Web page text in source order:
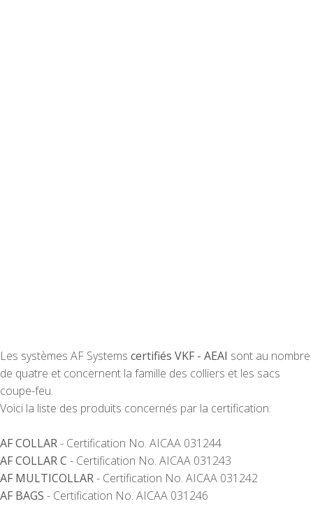
Les systèmes AF Systems certifiés VKF - AEAI sont au nombre
de quatre et concernent la famille des colliers et les sacs
coupe-feu.
Voici la liste des produits concernés par la certification:
AF COLLAR- Certification No. AICAA 031244
AF COLLAR C - Certification No. AICAA 031243
AF MULTICOLLAR- Certification No. AICAA 031242
AF BAGS - Certification No. AICAA 031246